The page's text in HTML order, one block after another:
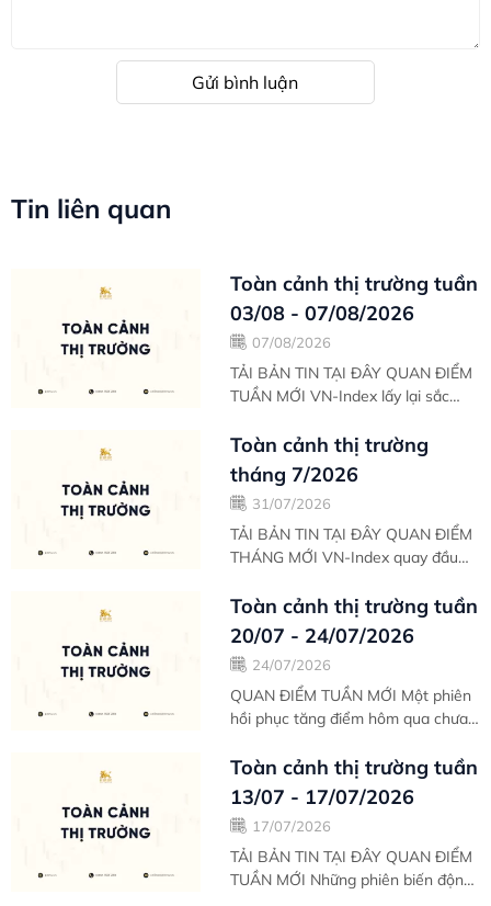
Gửi bình luận
Tin liên quan
Toàn cảnh thị trường tuần
03/08 - 07/08/2026
07/08/2026
TẢI BẢN TIN TẠI ĐÂY QUAN ĐIỂM
TUẦN MỚI VN-Index lấy lại sắc
trước đó. Thanh khoản phiên hôm
nay tăng nhẹ...
Toàn cảnh thị trường
tháng 7/2026
31/07/2026
TẢI BẢN TIN TẠI ĐÂY QUAN ĐIỂM
THÁNG MỚI VN-Index quay đầu
cuối tuần sau 3 phiên phục hồi
mạnh trước đó....
Toàn cảnh thị trường tuần
20/07 - 24/07/2026
24/07/2026
QUAN ĐIỂM TUẦN MỚI Một phiên
hồi phục tăng điểm hôm qua chưa
duy trì sắc xanh phiên thứ 2 liên
tiếp. Áp...
Toàn cảnh thị trường tuần
13/07 - 17/07/2026
17/07/2026
TẢI BẢN TIN TẠI ĐÂY QUAN ĐIỂM
TUẦN MỚI Những phiên biến động